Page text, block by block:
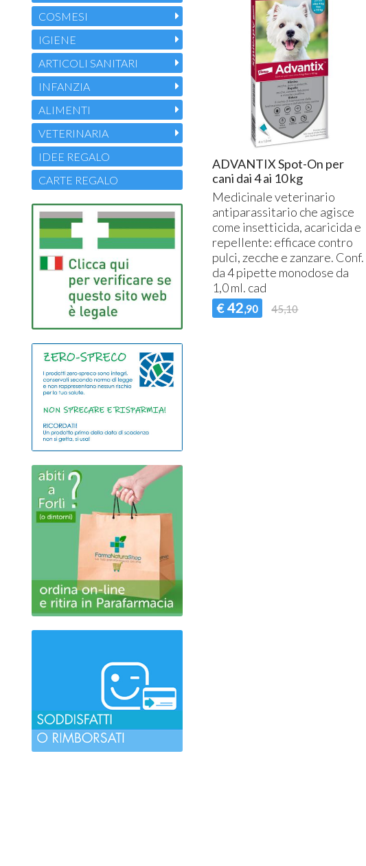
ADVANTIX Spot-On per
cani dai 4 ai 10 kg
Medicinale veterinario
antiparassitario che agisce
come insetticida, acaricida e
repellente: efficace contro
pulci, zecche e zanzare. Conf.
da 4 pipette monodose da
1,0 ml. cad
€ 42,90 45,10
COSMESI
IGIENE
ARTICOLI SANITARI
INFANZIA
ALIMENTI
VETERINARIA
IDEE REGALO
CARTE REGALO